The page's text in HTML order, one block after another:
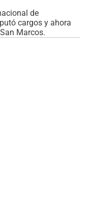
de
cargos y ahora
Marcos.